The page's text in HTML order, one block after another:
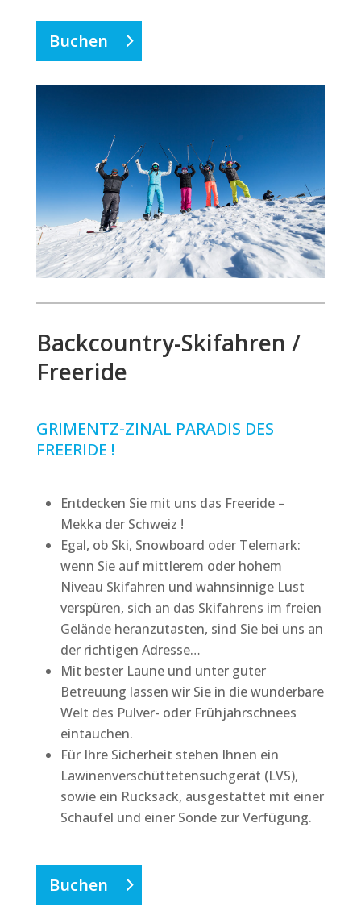
Buchen
Backcountry-Skifahren /
Freeride
GRIMENTZ-ZINAL PARADIS DES
FREERIDE !
Entdecken Sie mit uns das Freeride –
Mekka der Schweiz !
Egal, ob Ski, Snowboard oder Telemark:
wenn Sie auf mittlerem oder hohem
Niveau Skifahren und wahnsinnige Lust
verspüren, sich an das Skifahrens im freien
Gelände heranzutasten, sind Sie bei uns an
der richtigen Adresse…
Mit bester Laune und unter guter
Betreuung lassen wir Sie in die wunderbare
Welt des Pulver- oder Frühjahrschnees
eintauchen.
Für Ihre Sicherheit stehen Ihnen ein
Lawinenverschüttetensuchgerät (LVS),
sowie ein Rucksack, ausgestattet mit einer
Schaufel und einer Sonde zur Verfügung.
Buchen